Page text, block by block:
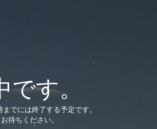
す。
でには終了する予定です。
待ちください。